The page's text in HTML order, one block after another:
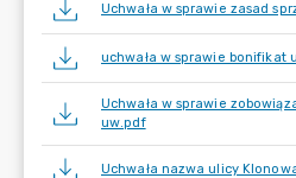
Uchwała w sprawie zasad
uchwała w sprawie bonifikat
Uchwała w sprawie
uw.pdf
Uchwała nazwa ulicy